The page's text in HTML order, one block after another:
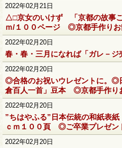
2022年02月21日
△□京女のいけず 「京都の故事
ｍ/１００ページ ◎京都手作りお
2022年02月20日
春・春・三月になれば「ガレ－ジ
2022年02月20日
◎合格のお祝いウレゼントに。◎
倉百人一首」豆本 ◎京都手作り
2022年02月20日
”ちはやふる”日本伝統の和紙表
ｃｍ１００頁 ◎ご卒業プレゼ
2022年02月20日